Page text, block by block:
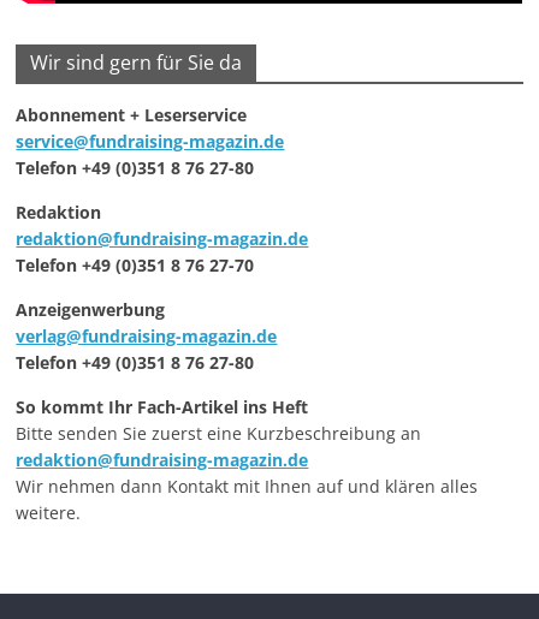
Wir sind gern für Sie da
Abonnement + Leserservice
service@fundraising-magazin.de
Telefon +49 (0)351 8 76 27-80
Redaktion
redaktion@fundraising-magazin.de
Telefon +49 (0)351 8 76 27-70
Anzeigenwerbung
verlag@fundraising-magazin.de
Telefon +49 (0)351 8 76 27-80
So kommt Ihr Fach-Artikel ins Heft
Bitte senden Sie zuerst eine Kurzbeschreibung an
redaktion@fundraising-magazin.de
Wir nehmen dann Kontakt mit Ihnen auf und klären alles
weitere.